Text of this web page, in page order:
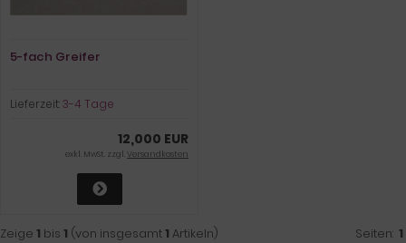
5-fach Greifer
Lieferzeit:3-4 Tage
12,000 EUR
exkl. MwSt. zzgl.Versandkosten
Zeige 1 bis 1 (von insgesamt1 Artikeln) Seiten: 1